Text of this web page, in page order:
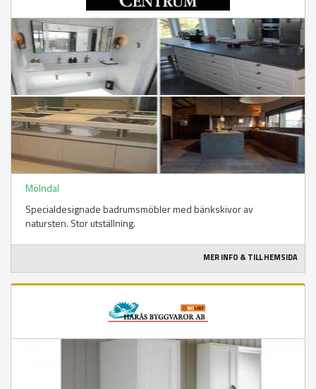
Mölndal
Specialdesignade badrumsmöbler med bänkskivor av
natursten. Stor utställning.
MER INFO & TILL HEMSIDA